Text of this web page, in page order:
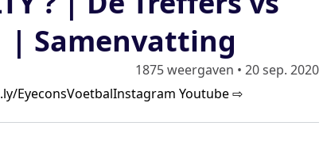
| Samenvatting
1875 weergaven • 20 sep. 2020
EyeconsVoetbalInstagram Youtube ⇨